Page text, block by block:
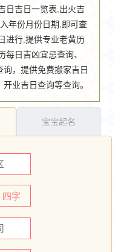
日吉日一览表,出火吉
年份月份日期,即可查
进行,提供专业老黄历
日吉凶宜忌查询、
，提供免费搬家吉日
业吉日查询等查询。
宝宝起名
四字